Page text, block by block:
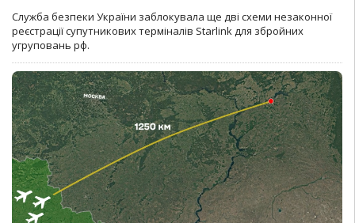
Служба безпеки України заблокувала ще дві схеми незаконної
реєстрації супутникових терміналів Starlink для збройних
угруповань рф.